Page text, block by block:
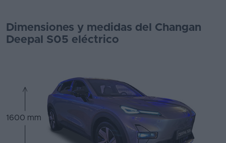
Dimensiones y medidas del Changan
Deepal S05 eléctrico
1600 mm